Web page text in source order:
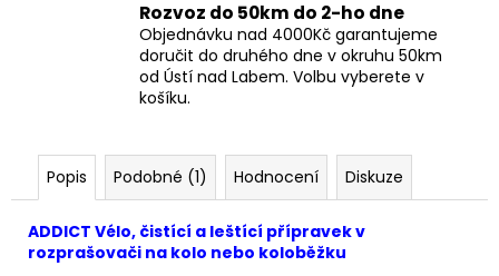
Rozvoz do 50km do 2-ho dne
Objednávku nad 4000Kč garantujeme
doručit do druhého dne v okruhu 50km
od Ústí nad Labem. Volbu vyberete v
košíku.
Popis Podobné (1) Hodnocení Diskuze
ADDICT Vélo, čistící a leštící přípravek v
rozprašovači na kolo nebo koloběžku